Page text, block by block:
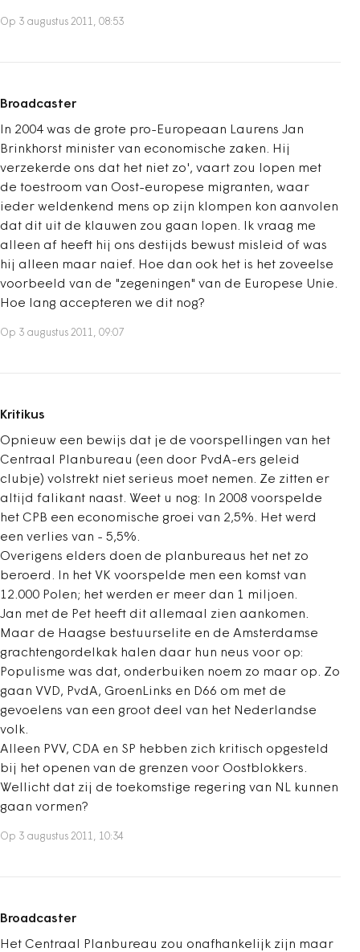
Op 3 augustus 2011, 08:53
Broadcaster
In 2004 was de grote pro-Europeaan Laurens Jan
Brinkhorst minister van economische zaken. Hij
verzekerde ons dat het niet zo', vaart zou lopen met
de toestroom van Oost-europese migranten, waar
ieder weldenkend mens op zijn klompen kon aanvolen
dat dit uit de klauwen zou gaan lopen. Ik vraag me
alleen af heeft hij ons destijds bewust misleid of was
hij alleen maar naief. Hoe dan ook het is het zoveelse
voorbeeld van de "zegeningen" van de Europese Unie.
Hoe lang accepteren we dit nog?
Op 3 augustus 2011, 09:07
Kritikus
Opnieuw een bewijs dat je de voorspellingen van het
Centraal Planbureau (een door PvdA-ers geleid
clubje) volstrekt niet serieus moet nemen. Ze zitten er
altijd falikant naast. Weet u nog: In 2008 voorspelde
het CPB een economische groei van 2,5%. Het werd
een verlies van - 5,5%.
Overigens elders doen de planbureaus het net zo
beroerd. In het VK voorspelde men een komst van
12.000 Polen; het werden er meer dan 1 miljoen.
Jan met de Pet heeft dit allemaal zien aankomen.
Maar de Haagse bestuurselite en de Amsterdamse
grachtengordelkak halen daar hun neus voor op:
Populisme was dat, onderbuiken noem zo maar op. Zo
gaan VVD, PvdA, GroenLinks en D66 om met de
gevoelens van een groot deel van het Nederlandse
volk.
Alleen PVV, CDA en SP hebben zich kritisch opgesteld
bij het openen van de grenzen voor Oostblokkers.
Wellicht dat zij de toekomstige regering van NL kunnen
gaan vormen?
Op 3 augustus 2011, 10:34
Broadcaster
Het Centraal Planbureau zou onafhankelijk zijn maar